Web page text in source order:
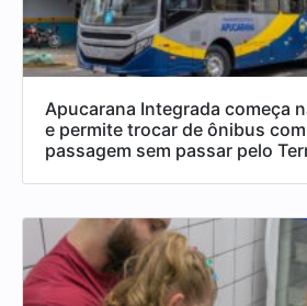
Apucarana Integrada começa
e permite trocar de ônibus
passagem sem passar pelo